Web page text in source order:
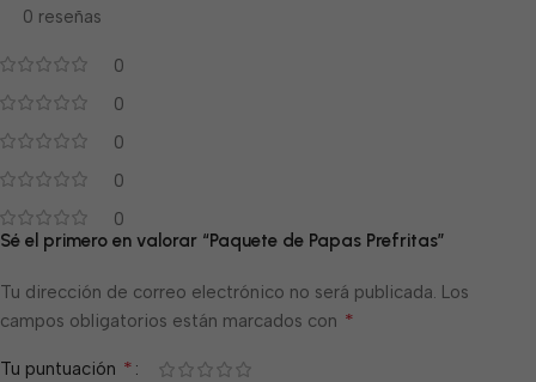
0 reseñas
0
0
0
0
0
Sé el primero en valorar “Paquete de Papas Prefritas”
Tu dirección de correo electrónico no será publicada. Los
campos obligatorios están marcados con *
Tu puntuación *